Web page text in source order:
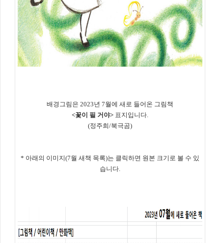
배경그림은 2023년 7월에 새로 들어온 그림책
<꽃이 필 거야> 표지입니다.
(정주희/북극곰)
* 아래의 이미지(7월 새책 목록)는 클릭하면 원본 크기로 볼 수 있
습니다.